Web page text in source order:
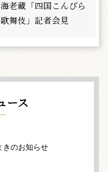
海老蔵「四国こんぴら
歌舞伎」記者会見
ース
きのお知らせ